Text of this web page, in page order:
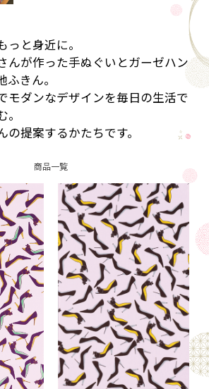
と身近に。
んが作った手ぬぐいとガーゼハン
きん。
モダンなデザインを毎日の生活で
の提案するかたちです。
商品一覧